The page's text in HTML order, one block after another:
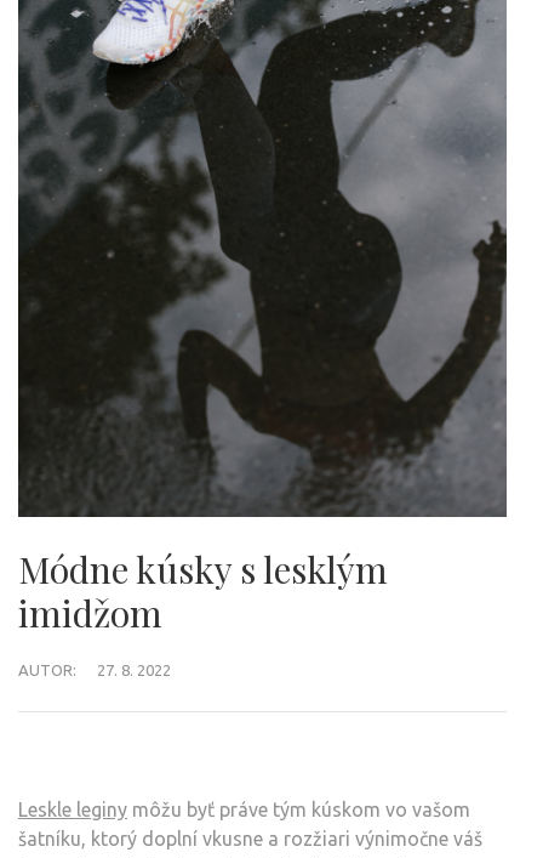
Módne kúsky s lesklým
imidžom
AUTOR: 27. 8. 2022
Leskle leginy môžu byť práve tým kúskom vo vašom
šatníku, ktorý doplní vkusne a rozžiari výnimočne váš